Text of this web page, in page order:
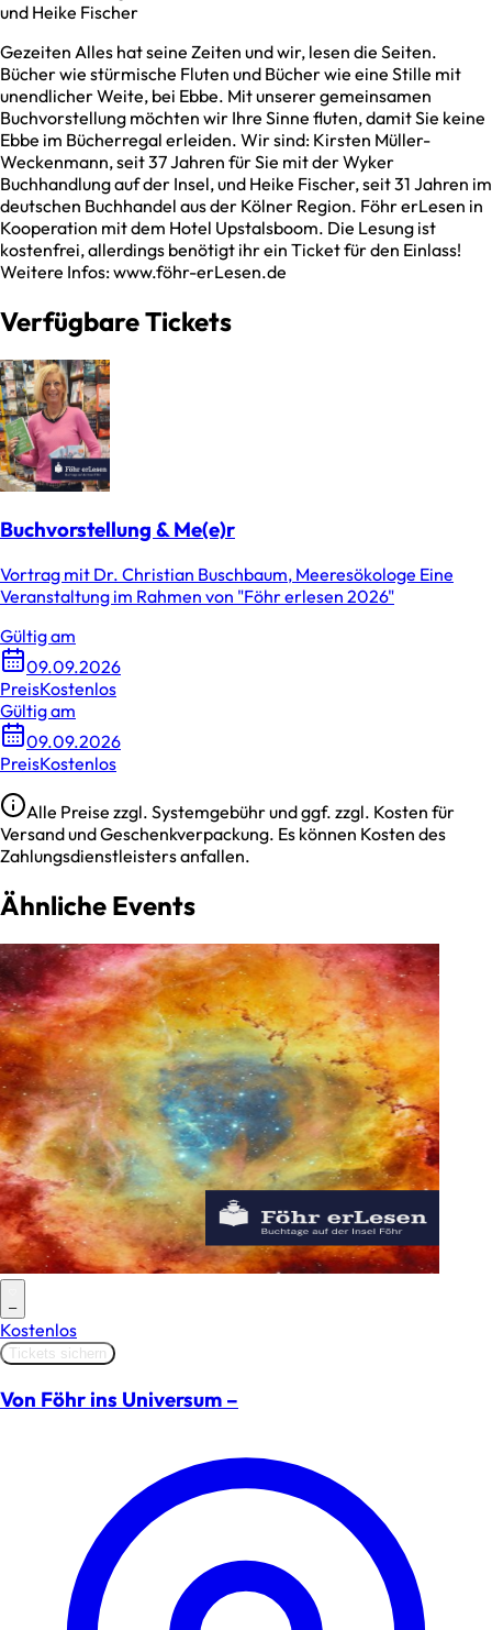
und Heike Fischer
Gezeiten Alles hat seine Zeiten und wir, lesen die Seiten.
Bücher wie stürmische Fluten und Bücher wie eine Stille mit
unendlicher Weite, bei Ebbe. Mit unserer gemeinsamen
Buchvorstellung möchten wir Ihre Sinne fluten, damit Sie keine
Ebbe im Bücherregal erleiden. Wir sind: Kirsten Müller-
Weckenmann, seit 37 Jahren für Sie mit der Wyker
Buchhandlung auf der Insel, und Heike Fischer, seit 31 Jahren im
deutschen Buchhandel aus der Kölner Region. Föhr erLesen in
Kooperation mit dem Hotel Upstalsboom. Die Lesung ist
kostenfrei, allerdings benötigt ihr ein Ticket für den Einlass!
Weitere Infos: www.föhr-erLesen.de
Verfügbare Tickets
Buchvorstellung & Me(e)r
Vortrag mit Dr. Christian Buschbaum, Meeresökologe Eine
Veranstaltung im Rahmen von "Föhr erlesen 2026"
Gültig am
09.09.2026
PreisKostenlos
Gültig am
09.09.2026
PreisKostenlos
Alle Preise zzgl. Systemgebühr und ggf. zzgl. Kosten für
Versand und Geschenkverpackung. Es können Kosten des
Zahlungsdienstleisters anfallen.
Ähnliche Events
–
Kostenlos
Tickets sichern
Von Föhr ins Universum –